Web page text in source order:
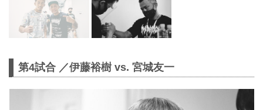
第4試合 ／伊藤裕樹 vs. 宮城友一